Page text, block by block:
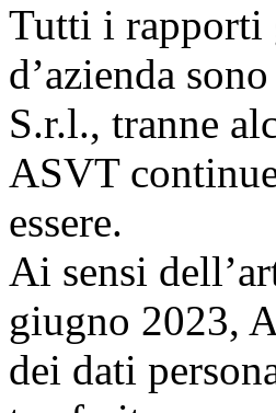
Tutti i rapporti
d’azienda
S.r.l., tranne
ASVT
essere.
Ai sensi
giugno 2023,
dei dati